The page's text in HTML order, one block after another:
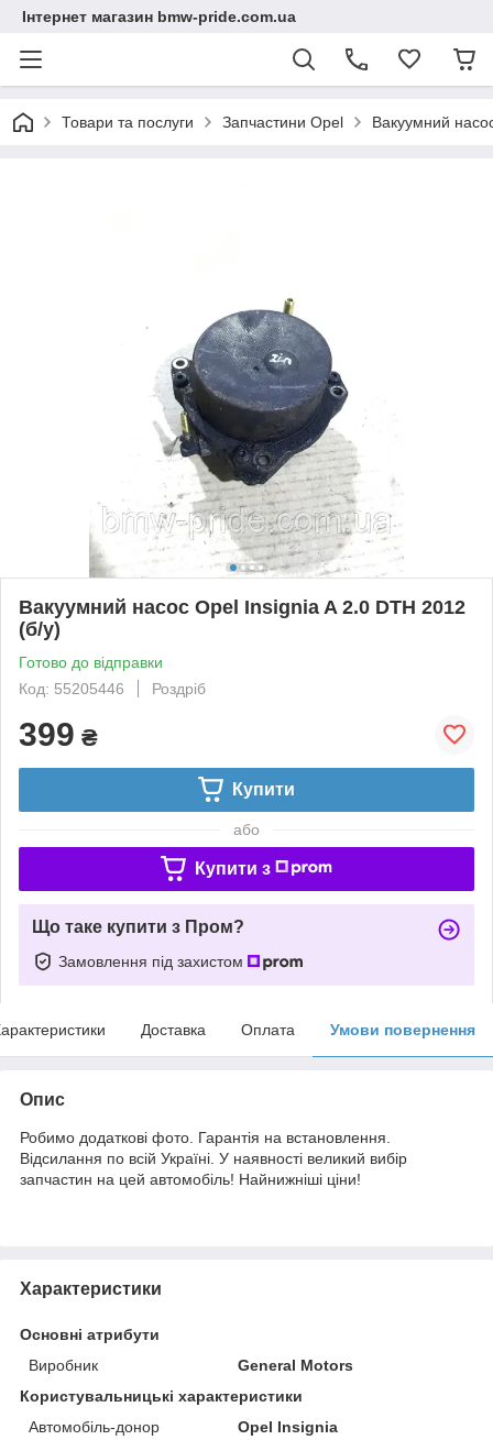
Інтернет магазин bmw-pride.com.ua
Товари та послуги Запчастини Opel Вакуумний
Вакуумний насос Opel Insignia A 2.0 DTH 2012
(б/у)
Готово до відправки
Код: 55205446
Роздріб
399 ₴
Купити
або
Купити з
Що таке купити з Пром?
Замовлення під захистом
Доставка Оплата Умови повернення
Опис
Робимо додаткові фото. Гарантія на встановлення.
Відсилання по всій Україні. У наявності великий вибір
запчастин на цей автомобіль! Найнижніші ціни!
Характеристики
Основні атрибути
Виробник
General Motors
Користувальницькі характеристики
Автомобіль-донор
Opel Insignia